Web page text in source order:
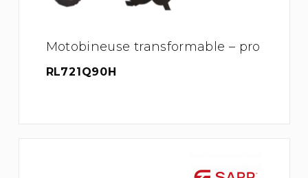
Motobineuse transformable – pro
RL721Q90H